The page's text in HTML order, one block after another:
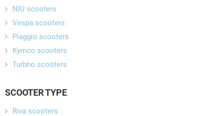
NIU scooters
Vespa scooters
Piaggio scooters
Kymco scooters
Turbho scooters
SCOOTER TYPE
Riva scooters